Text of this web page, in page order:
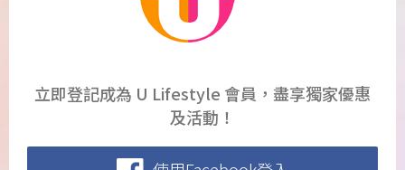
立即登記成為 U Lifestyle 會員，盡享獨家優惠
及活動！